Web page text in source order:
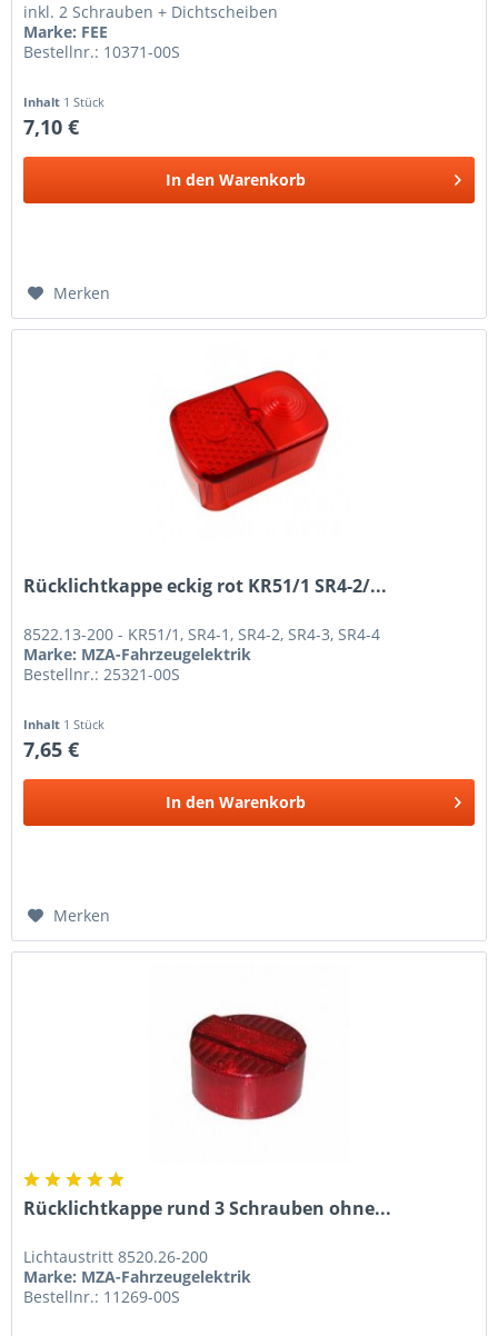
inkl. 2 Schrauben + Dichtscheiben
Marke: FEE
Bestellnr.: 10371-00S
Inhalt 1 Stück
7,10 €
In den Warenkorb
Merken
Rücklichtkappe eckig rot KR51/1 SR4-2/...
8522.13-200 - KR51/1, SR4-1, SR4-2, SR4-3, SR4-4
Marke: MZA-Fahrzeugelektrik
Bestellnr.: 25321-00S
Inhalt 1 Stück
7,65 €
In den Warenkorb
Merken
Rücklichtkappe rund 3 Schrauben ohne...
Lichtaustritt 8520.26-200
Marke: MZA-Fahrzeugelektrik
Bestellnr.: 11269-00S